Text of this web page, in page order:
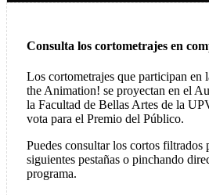
Consulta los cortometrajes en
Los cortometrajes que participan en
the Animation! se proyectan en el
la Facultad de Bellas Artes de la
vota para el Premio del Público.
Puedes consultar los cortos filtrados
siguientes pestañas o pinchando
programa.